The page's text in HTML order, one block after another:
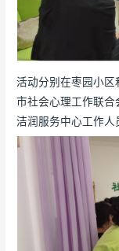
活动分别在枣园小
市社会心理工作联
洁润服务中心工作人